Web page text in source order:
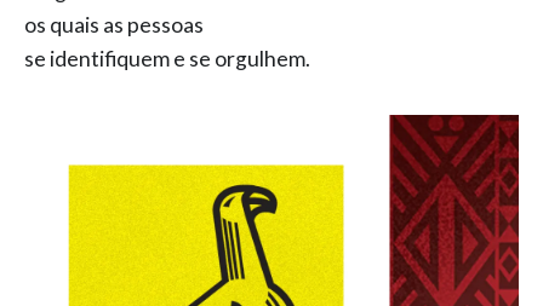
os quais as pessoas
se identifiquem e se orgulhem.